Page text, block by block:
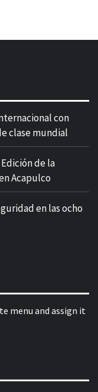
con
clase mundial
de la
Acapulco
en las ocho
menu and assign it